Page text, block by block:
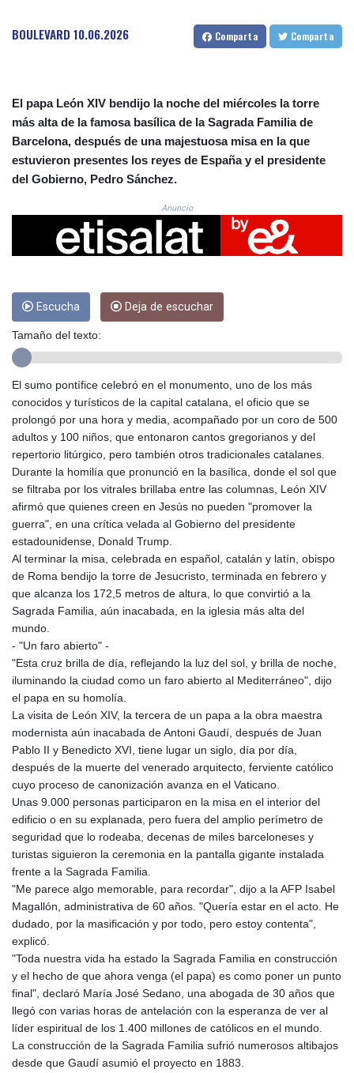
CUP 30.637594
DKK 7.477932
DOP 67.289164
DZD 152.967099
EGP 57.293288
ERN 17.342035
FJD 2.553384
FKP 0.8566
GBP 0.856968
GHS 13.526832
GNF 10123.874202
GYD 241.157003
HKD 9.067746
HNL 30.895616
HRK 7.536622
HTG 150.718127
HUF 363.096405
IDR 20580.370421
ILS 3.468234
IMP 0.8566
INR 110.076256
IQD 1509.981237
IRR
1590322.371805
ISK 142.598215
JOD 0.819746
JPY 182.445186
KGS 101.104505
KHR 4681.941823
KMF 492.514185
KRW 1627.712241
KWD 0.356853
KYD 0.960588
KZT 540.233287
LAK 26025.676609
LBP
LKR 386.635196
LRD 208.057415
LSL 18.726567
LVL 0.699335
LYD 7.331909
MAD 10.743067
MDL 20.044751
MGA 4918.938878
MKD 61.524236
MMK 2427.596601
BOULEVARD 10.06.2026 Comparta Comparta
El papa León XIV bendijo la noche del miércoles la torre
más alta de la famosa basílica de la Sagrada Familia de
Barcelona, después de una majestuosa misa en la que
estuvieron presentes los reyes de España y el presidente
del Gobierno, Pedro Sánchez.
Anuncio
Escucha Deja de escuchar
Tamaño del texto:
El sumo pontífice celebró en el monumento, uno de los más
conocidos y turísticos de la capital catalana, el oficio que se
prolongó por una hora y media, acompañado por un coro de 500
adultos y 100 niños, que entonaron cantos gregorianos y del
repertorio litúrgico, pero también otros tradicionales catalanes.
Durante la homilía que pronunció en la basílica, donde el sol que
se filtraba por los vitrales brillaba entre las columnas, León XIV
afirmó que quienes creen en Jesús no pueden "promover la
guerra", en una crítica velada al Gobierno del presidente
estadounidense, Donald Trump.
Al terminar la misa, celebrada en español, catalán y latín, obispo
de Roma bendijo la torre de Jesucristo, terminada en febrero y
que alcanza los 172,5 metros de altura, lo que convirtió a la
Sagrada Familia, aún inacabada, en la iglesia más alta del
mundo.
- "Un faro abierto" -
"Esta cruz brilla de día, reflejando la luz del sol, y brilla de noche,
iluminando la ciudad como un faro abierto al Mediterráneo", dijo
el papa en su homolía.
La visita de León XIV, la tercera de un papa a la obra maestra
modernista aún inacabada de Antoni Gaudí, después de Juan
Pablo II y Benedicto XVI, tiene lugar un siglo, día por día,
después de la muerte del venerado arquitecto, ferviente católico
cuyo proceso de canonización avanza en el Vaticano.
Unas 9.000 personas participaron en la misa en el interior del
edificio o en su explanada, pero fuera del amplio perímetro de
seguridad que lo rodeaba, decenas de miles barceloneses y
turistas siguieron la ceremonia en la pantalla gigante instalada
frente a la Sagrada Familia.
"Me parece algo memorable, para recordar", dijo a la AFP Isabel
Magallón, administrativa de 60 años. "Quería estar en el acto. He
dudado, por la masificación y por todo, pero estoy contenta",
explicó.
"Toda nuestra vida ha estado la Sagrada Familia en construcción
y el hecho de que ahora venga (el papa) es como poner un punto
final", declaró María José Sedano, una abogada de 30 años que
llegó con varias horas de antelación con la esperanza de ver al
líder espiritual de los 1.400 millones de católicos en el mundo.
La construcción de la Sagrada Familia sufrió numerosos altibajos
desde que Gaudí asumió el proyecto en 1883.